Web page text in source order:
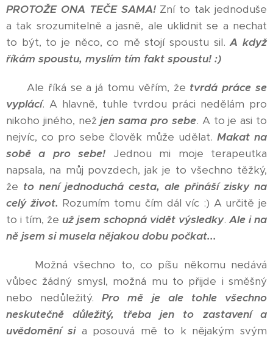
PROTOŽE ONA TEČE SAMA!Zní to tak jednoduše
a tak srozumitelně a jasně, ale uklidnit se a nechat
to být, to je něco, co mě stojí spoustu sil.A když
říkám spoustu, myslím tím fakt spoustu! :)
Ale říká se a já tomu věřím, že tvrdá práce se
vyplácí. A hlavně, tuhle tvrdou práci nedělám pro
nikoho jiného, než jen sama pro sebe. A to je asi to
nejvíc, co pro sebe člověk může udělat. Makat na
sobě a pro sebe! Jednou mi moje terapeutka
napsala, na můj povzdech, jak je to všechno těžký,
že to není jednoduchá cesta, ale přináší zisky na
celý život. Rozumím tomu čím dál víc :) A určitě je
to i tím, že už jsem schopná vidět výsledky. Ale i na
ně jsem si musela nějakou dobu počkat...
Možná všechno to, co píšu někomu nedává
vůbec žádný smysl, možná mu to přijde i směšný
nebo nedůležitý. Pro mě je ale tohle všechno
neskutečně důležitý, třeba jen to zastavení a
uvědomění sia posouvá mě to k nějakým svým